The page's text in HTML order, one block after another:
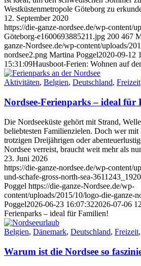
Westküstenmetropole Göteborg zu
12. September 2020
https://die-ganze-nordsee.de/wp-content/
Göteborg-e1600693885211.jpg 200 467
ganze-Nordsee.de/wp-content/uploads/
nordsee2.png Martina Poggel2020-09-12
15:31:09Hausboot-Ferien: Wohnen auf
Aktivitäten, Belgien, Deutschland, Freizeit
Nordsee-Ferienparks – ideal für
Die Nordseeküste gehört mit Strand,
beliebtesten Familienzielen. Doch wer mit
trotzigen Dreijährigen oder
Nordsee verreist, braucht weit mehr als
23. Juni 2026
https://die-ganze-nordsee.de/wp-content/
und-schafe-gross-north-sea-
Poggel https://die-ganze-Nordsee.de/wp-
content/uploads/2015/10/logo-die-ganze-
Poggel2026-06-23 16:07:322026-07-06
Ferienparks – ideal für Familien!
Belgien, Dänemark, Deutschland, Freizeit,
Warum ist die Nordsee so